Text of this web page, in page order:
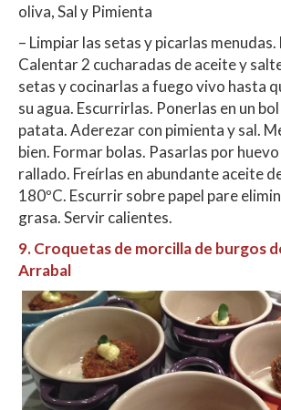
oliva, Sal y Pimienta
– Limpiar las setas y picarlas
Calentar 2 cucharadas de aceite y
setas y cocinarlas a fuego vivo hasta
su agua. Escurrirlas. Ponerlas en un
patata. Aderezar con pimienta y sal.
bien. Formar bolas. Pasarlas por
rallado. Freírlas en abundante aceite
180ºC. Escurrir sobre papel pare
grasa. Servir calientes.
9.Croquetas de morcilla de burgos
Arrabal